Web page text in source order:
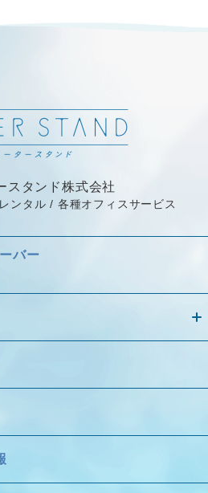
スタンド株式会社
ンタル / 各種オフィスサービス
バー